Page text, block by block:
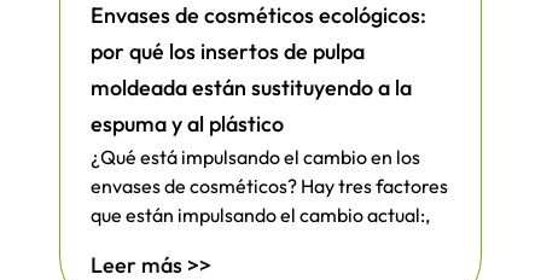
Envases de cosméticos ecológicos:
por qué los insertos de pulpa
moldeada están sustituyendo a la
espuma y al plástico
¿Qué está impulsando el cambio en los
envases de cosméticos? Hay tres factores
que están impulsando el cambio actual:,
Leer más >>